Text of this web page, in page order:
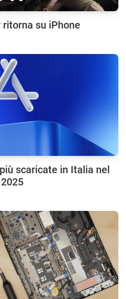
ritorna su iPhone
scaricate in Italia nel
2025